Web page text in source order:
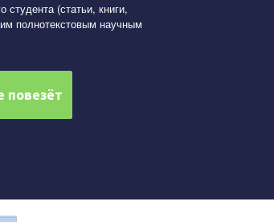
студента (статьи, книги,
полнотекстовым научным